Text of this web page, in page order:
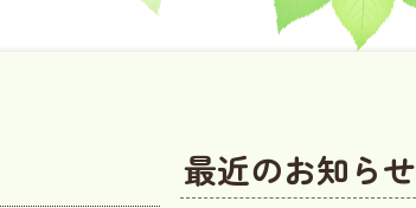
最近のお知らせ